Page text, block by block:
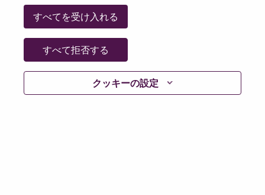
クッキーの設定
すべてを受け入れる
すべて拒否する
Go Back
Lenovo.com